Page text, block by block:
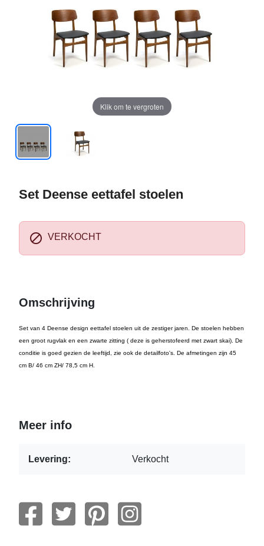
Klik om te vergroten
Set Deense eettafel stoelen
 VERKOCHT
Omschrijving
Set van 4 Deense design eettafel stoelen uit de zestiger jaren. De stoelen hebben
een groot rugvlak en een zwarte zitting ( deze is geherstofeerd met zwart skai). De
conditie is goed gezien de leeftijd, zie ook de detailfoto's. De afmetingen zijn 45
cm B/ 46 cm ZH/ 78,5 cm H.
Meer info
Levering: Verkocht